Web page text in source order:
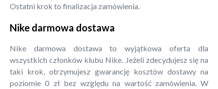
Ostatni krok to finalizacja zamówienia.
Nike darmowa dostawa
Nike darmowa dostawa to wyjątkowa oferta dla
wszystkich członków klubu Nike. Jeżeli zdecydujesz się na
taki krok, otrzymujesz gwarancję kosztów dostawy na
poziomie 0 zł bez względu na wartość zamówienia. W